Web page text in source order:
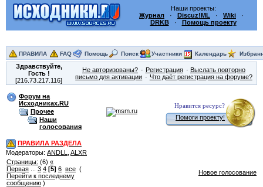
Наши проекты:
Журнал · Discuz!ML · Wiki ·
DRKB· Помощь проекту
ПРАВИЛА FAQ Помощь Поиск Участники Календарь
Здравствуйте,
Гость!
[216.73.217.116]
Не авторизованы? Регистрация
Выслать повторно
письмо для активации
Что даёт регистрация на форуме?
Форум на
Исходниках.RU
Прочее
Наши
голосования
Нравится ресурс?
Помоги проекту!
ПРАВИЛА РАЗДЕЛА
Модераторы: ANDLL
ALXR
Страницы: (6) «
Первая
3 4 [5] 6 все (
Перейти к последнему
сообщению )
Новое голосование